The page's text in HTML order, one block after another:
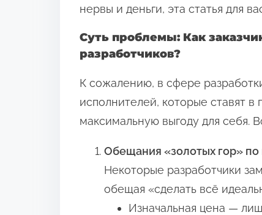
нервы и деньги, эта статья для
Суть проблемы: Как
разработчиков?
К сожалению, в сфере
исполнителей, которые ставят
максимальную выгоду для себя.
Обещания «золотых гор»
Некоторые разработчики
обещая «сделать всё
Изначальная цена —